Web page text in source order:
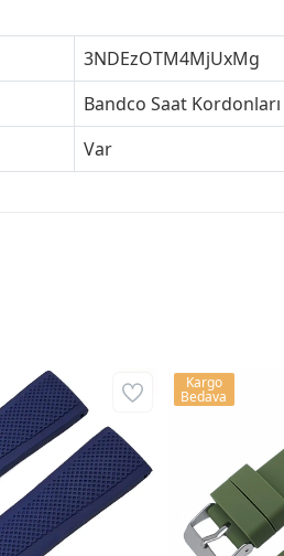
3NDEzOTM4MjUxMg
Bandco Saat Kordonları
Var
Kargo
Bedava